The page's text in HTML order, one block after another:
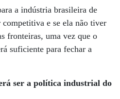
a indústria brasileira de
e se ela não tiver
fronteiras, uma vez que o
suficiente para fechar a
ser a política industrial do